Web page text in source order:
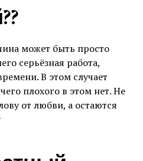
может быть просто
серьёзная работа,
В этом случает
плохого в этом нет. Не
от любви, а остаются